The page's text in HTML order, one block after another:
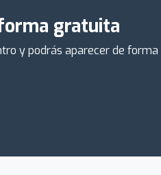
gratuita
y podrás aparecer de